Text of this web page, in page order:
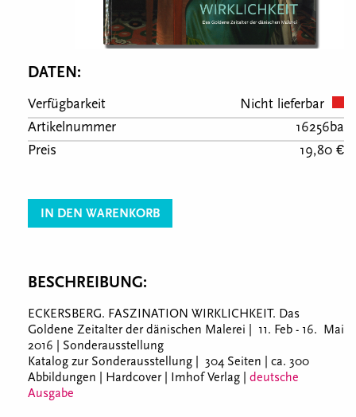
DATEN:
Verfügbarkeit
Nicht lieferbar
Artikelnummer
16256ba
Preis
19,80 €
IN DEN WARENKORB
BESCHREIBUNG:
ECKERSBERG. FASZINATION WIRKLICHKEIT. Das
Goldene Zeitalter der dänischen Malerei | 11. Feb - 16. Mai
2016 | Sonderausstellung
Katalog zur Sonderausstellung | 304 Seiten | ca. 300
Abbildungen | Hardcover | Imhof Verlag | deutsche
Ausgabe